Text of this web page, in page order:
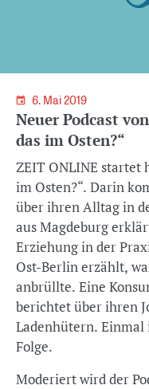
6. Mai 2019
Neuer Podcast
das im Osten?“
ZEIT ONLINE startet
im Osten?“. Darin
über ihren Alltag in
aus Magdeburg
Erziehung in der
Ost-Berlin erzählt,
anbrüllte. Eine
berichtet über ihren
Ladenhütern.
Folge.
Moderiert wird der